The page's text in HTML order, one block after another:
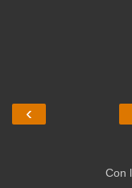
‹
Con